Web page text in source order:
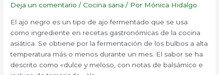
Deja un comentario / Cocina sana / Por Mónica Hidalgo
El ajo negro es un tipo de ajo fermentado que se usa
como ingrediente en recetas gastronómicas de la cocina
asiática. Se obtiene por la fermentación de los bulbos a alta
temperatura más o menos durante un mes. El sabor se ha
descrito como «dulce y meloso, con notas de balsámico e